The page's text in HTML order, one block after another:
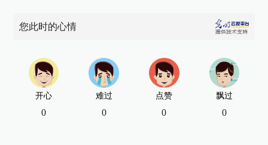
您此时的心情
开心
0
难过
0
点赞
0
飘过
0